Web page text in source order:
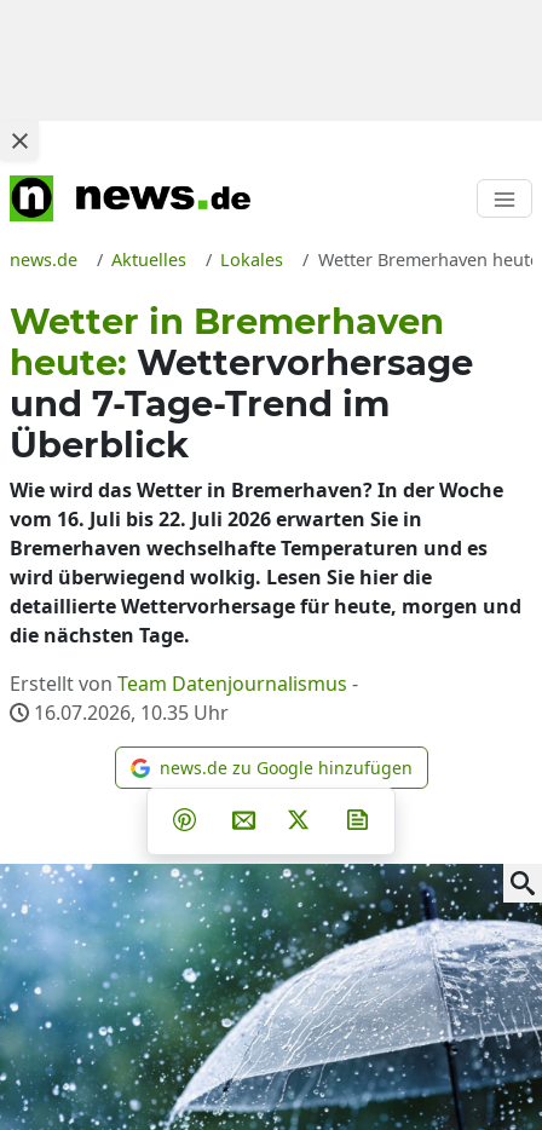
news.de Aktuelles Lokales Wetter Bremerhaven
Wetter in Bremerhaven
heute: Wettervorhersage
und 7-Tage-Trend im
Überblick
Wie wird das Wetter in Bremerhaven? In der Woche
vom 16. Juli bis 22. Juli 2026 erwarten Sie in
Bremerhaven wechselhafte Temperaturen und es
wird überwiegend wolkig. Lesen Sie hier die
detaillierte Wettervorhersage für heute, morgen und
die nächsten Tage.
Erstellt von Team Datenjournalismus -
16.07.2026, 10.35 Uhr
news.de zu Google
news.de zu Google hinzufügen
Teilen auf Facebook
Teilen auf Whatsapp
Teilen auf Telegram
Teilen auf Pinterest
Per E-Mail teilen
Post auf X